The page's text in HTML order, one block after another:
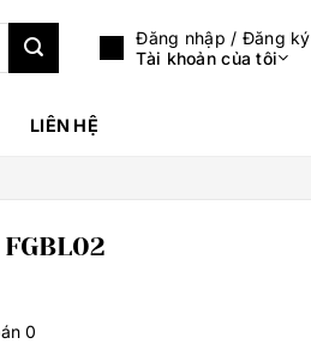
Đăng nhập / Đăng ký
Tài khoản của tôi
LIÊN HỆ
0